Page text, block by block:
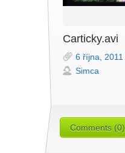
Carticky.avi
6 října, 2011
Simca
Comments (0)